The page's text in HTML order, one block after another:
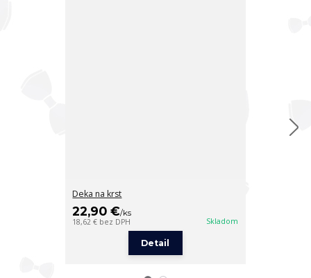
Deka na krst
22,90 €/ks
18,62 € bez DPH Skladom
Detail